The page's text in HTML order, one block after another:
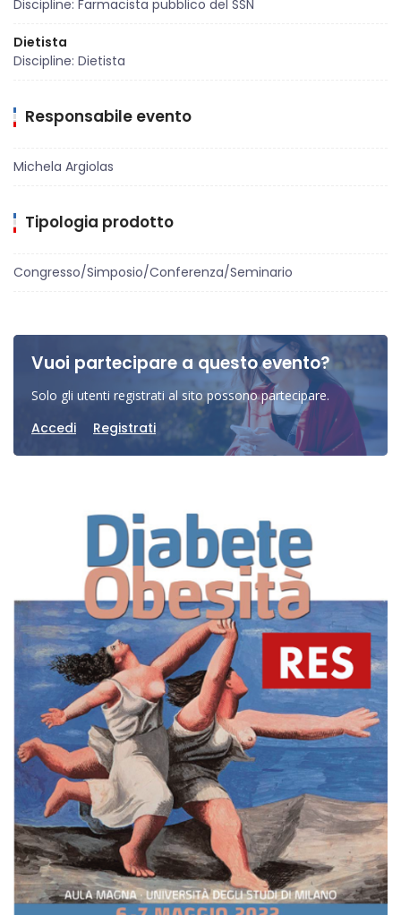
Discipline: Farmacista pubblico del SSN
Dietista
Discipline: Dietista
Responsabile evento
Michela Argiolas
Tipologia prodotto
Congresso/Simposio/Conferenza/Seminario
Vuoi partecipare a questo evento?
Solo gli utenti registrati al sito possono partecipare.
Accedi Registrati